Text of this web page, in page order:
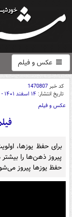
عکس و فیلم
کد خبر1470807
تاریخ انتشار: ۱۴ اسفند ۱۴۰۱ - ۱۸:۴۴
عکس و فیلم
برای حفظ یوزها،
پیروز ذهن‌ها را
حفظ یوزها پیروز